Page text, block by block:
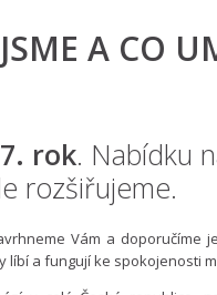
A CO
rok. Nabídku
rozšiřujeme.
Vám a doporučíme
líbí a fungují ke spokojenosti